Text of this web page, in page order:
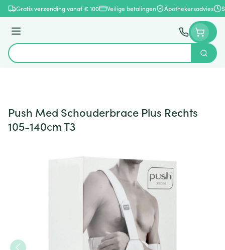
Ga naar de inhoud
Gratis verzending vanaf € 100 Veilige betalingen Apothekersadvies
Menu
Product, merk, categorie...
Zoek
Push Med Schouderbrace Plus Rechts
105-140cm T3